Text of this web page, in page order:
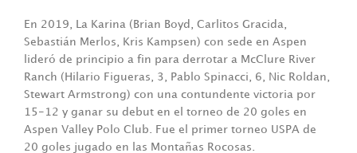
En 2019, La Karina (Brian Boyd, Carlitos Gracida,
Sebastián Merlos, Kris Kampsen) con sede en Aspen
lideró de principio a fin para derrotar a McClure River
Ranch (Hilario Figueras, 3, Pablo Spinacci, 6, Nic Roldan,
Stewart Armstrong) con una contundente victoria por
15-12 y ganar su debut en el torneo de 20 goles en
Aspen Valley Polo Club. Fue el primer torneo USPA de
20 goles jugado en las Montañas Rocosas.